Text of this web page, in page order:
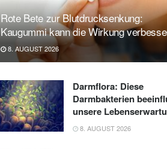
Rote Bete zur Blutdrucksenkung:
Kaugummi kann die Wirkung
8. AUGUST 2026
Darmflora: Diese
Darmbakterien
unsere
8. AUGUST 2026